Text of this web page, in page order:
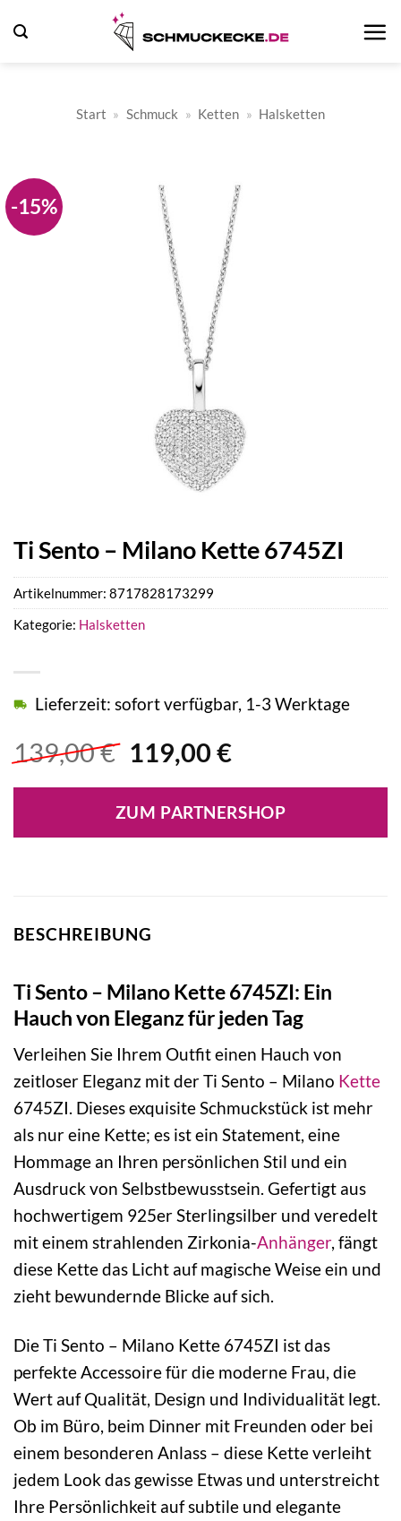
Inhalt
Start » Schmuck » Ketten » Halsketten
-15%
Ti Sento – Milano Kette 6745ZI
139,00€ Ursprünglicher
war:
139,00 €
119,00 €Aktueller
ist:
119,00 €.
Lieferzeit: sofort verfügbar, 1-3 Werktage
ZUM PARTNERSHOP
Artikelnummer: 8717828173299
Kategorie: Halsketten
BESCHREIBUNG
Ti Sento – Milano Kette 6745ZI: Ein
Hauch von Eleganz für jeden Tag
Verleihen Sie Ihrem Outfit einen Hauch von
zeitloser Eleganz mit der Ti Sento – Milano Kette
6745ZI. Dieses exquisite Schmuckstück ist mehr
als nur eine Kette; es ist ein Statement, eine
Hommage an Ihren persönlichen Stil und ein
Ausdruck von Selbstbewusstsein. Gefertigt aus
hochwertigem 925er Sterlingsilber und veredelt
mit einem strahlenden Zirkonia-Anhänger, fängt
diese Kette das Licht auf magische Weise ein und
zieht bewundernde Blicke auf sich.
Die Ti Sento – Milano Kette 6745ZI ist das
perfekte Accessoire für die moderne Frau, die
Wert auf Qualität, Design und Individualität legt.
Ob im Büro, beim Dinner mit Freunden oder bei
einem besonderen Anlass – diese Kette verleiht
jedem Look das gewisse Etwas und unterstreicht
Ihre Persönlichkeit auf subtile und elegante